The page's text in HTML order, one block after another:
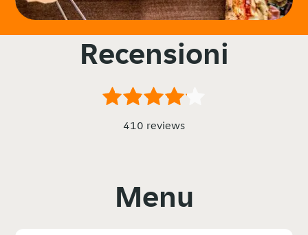
Recensioni
410 reviews
Menu